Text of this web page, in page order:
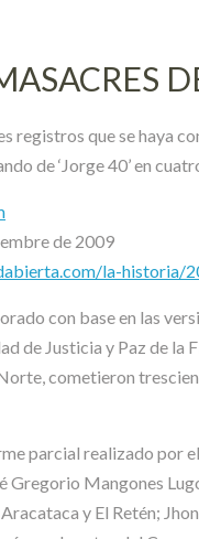
registros que se haya
de ‘Jorge 40’ en
de 2009
la-historia/
con base en las
de Justicia y Paz de
cometieron
parcial realizado por
Gregorio Mangones
y El Retén;